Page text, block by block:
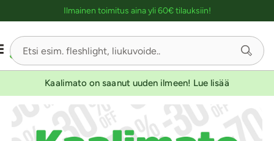
Ilmainen toimitus aina yli 60€ tilauksiin!
Kaalimato on saanut uuden ilmeen! Lue lisää